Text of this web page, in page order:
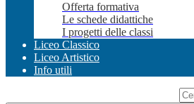
Offerta formativa
Le schede didattiche
I progetti delle classi
Liceo Classico
Liceo Artistico
Info utili